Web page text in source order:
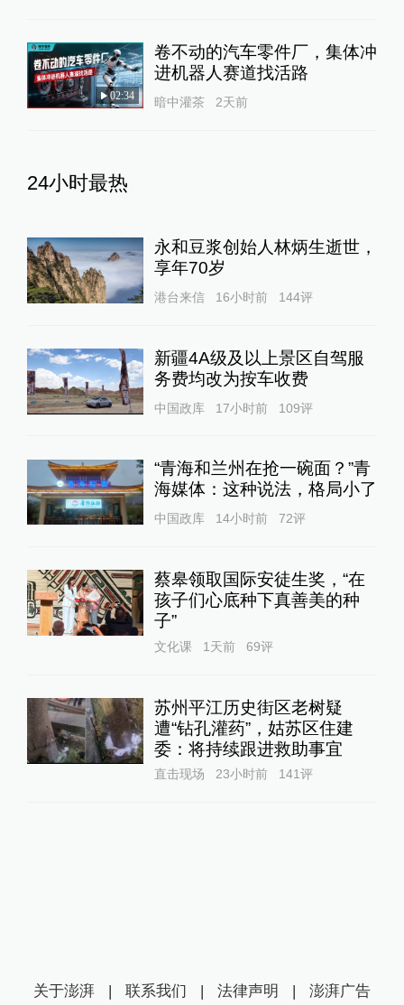
02:34
卷不动的汽车零件厂，集体冲
进机器人赛道找活路
暗中灌茶 2天前
24小时最热
永和豆浆创始人林炳生逝世，
享年70岁
港台来信 16小时前 144评
新疆4A级及以上景区自驾服
务费均改为按车收费
中国政库 17小时前 109评
“青海和兰州在抢一碗面？”青
海媒体：这种说法，格局小了
中国政库 14小时前 72评
蔡皋领取国际安徒生奖，“在
孩子们心底种下真善美的种
子”
文化课 1天前 69评
苏州平江历史街区老树疑
遭“钻孔灌药”，姑苏区住建
委：将持续跟进救助事宜
直击现场 23小时前 141评
关于澎湃 | 联系我们 | 法律声明 | 澎湃广告